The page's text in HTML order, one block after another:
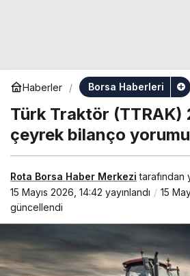
Haberler Borsa Haberleri
Türk Traktör (TTRAK)
çeyrek bilanço yorumu
Rota Borsa Haber Merkezi tarafından
15 Mayıs 2026, 14:42 yayınlandı
15
güncellendi